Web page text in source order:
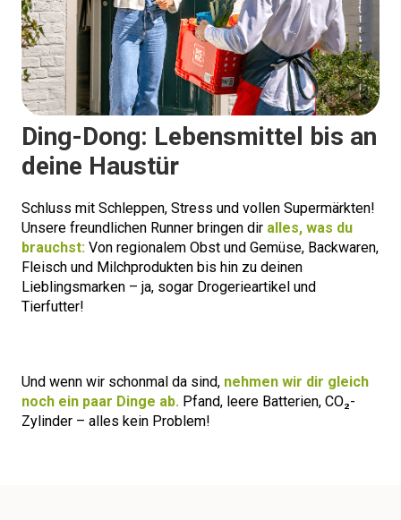
Ding-Dong: Lebensmittel bis an
deine Haustür
Schluss mit Schleppen, Stress und vollen Supermärkten!
Unsere freundlichen Runner bringen dir alles, was du
brauchst: Von regionalem Obst und Gemüse, Backwaren,
Fleisch und Milchprodukten bis hin zu deinen
Lieblingsmarken – ja, sogar Drogerieartikel und
Tierfutter!
Und wenn wir schonmal da sind, nehmen wir dir gleich
noch ein paar Dinge ab. Pfand, leere Batterien, CO₂-
Zylinder – alles kein Problem!